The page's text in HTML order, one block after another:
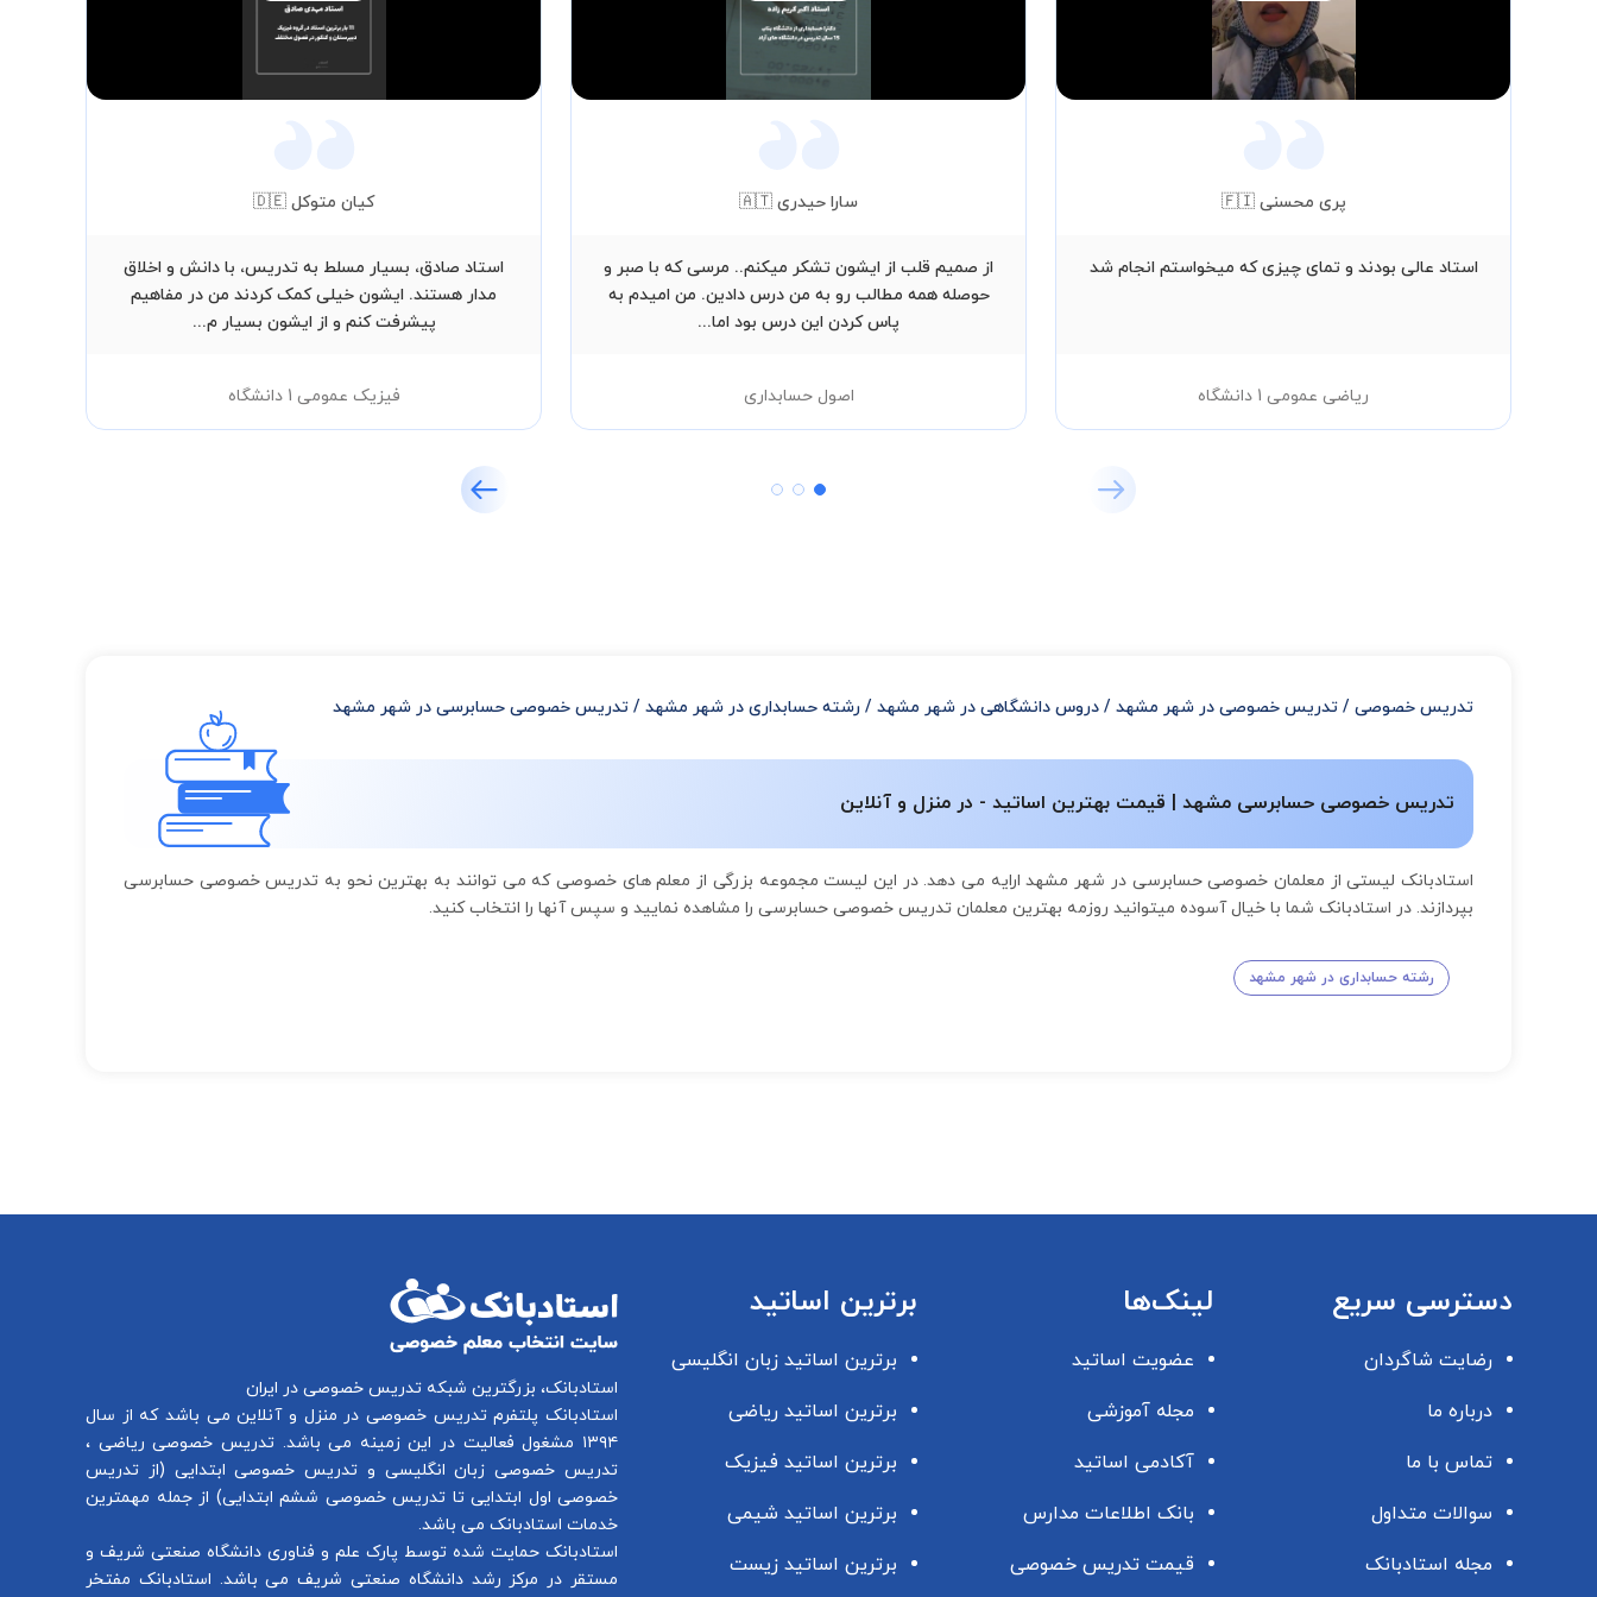
Video
پری محسنی 🇫🇮
استاد عالی بودند و تمای چیزی که میخواستم انجام شد
ریاضی عمومی 1 دانشگاه
Video
سارا حیدری 🇦🇹
از صمیم قلب از ایشون تشکر میکنم.. مرسی که با صبر و
حوصله همه مطالب رو به من درس دادین. من امیدم به
پاس کردن این درس بود اما...
اصول حسابداری
Video
کیان متوکل 🇩🇪
استاد صادق، بسیار مسلط به تدریس، با دانش و اخلاق
مدار هستند. ایشون خیلی کمک کردند من در مفاهیم
پیشرفت کنم و از ایشون بسیار م...
فیزیک عمومی 1 دانشگاه
تدریس خصوصی / تدریس خصوصی در شهر مشهد / دروس دانشگاهی در شهر مشهد / رشته حسابداری در شهر مشهد / تدریس خصوصی حسابرسی در شهر مشهد
تدریس خصوصی حسابرسی مشهد | قیمت بهترین اساتید - در منزل و آنلاین
استادبانک لیستی از معلمان خصوصی حسابرسی در شهر مشهد ارایه می دهد. در این لیست مجموعه بزرگی از معلم های خصوصی که می توانند به بهترین نحو به تدریس خصوصی حسابرسی
بپردازند. در استادبانک شما با خیال آسوده میتوانید روزمه بهترین معلمان تدریس خصوصی حسابرسی را مشاهده نمایید و سپس آنها را انتخاب کنید.
رشته حسابداری در شهر مشهد
دسترسی سریع
رضایت شاگردان
درباره ما
تماس با ما
سوالات متداول
مجله استادبانک
لینک‌ها
عضویت اساتید
مجله آموزشی
آکادمی اساتید
بانک اطلاعات مدارس
قیمت تدریس خصوصی
برترین اساتید
برترین اساتید زبان انگلیسی
برترین اساتید ریاضی
برترین اساتید فیزیک
برترین اساتید شیمی
برترین اساتید زیست
استادبانک، بزرگترین شبکه تدریس خصوصی در ایران
استادبانک پلتفرمتدریس خصوصی در منزل و آنلاین می باشد که از سال
۱۳۹۴ مشغول فعالیت در این زمینه می باشد.
تدریس خصوصی ریاضی ،
تدریس خصوصی زبان انگلیسی و تدریس خصوصی ابتدایی (از تدریس
خصوصی اول ابتداییتا تدریس خصوصی ششم ابتدایی) از جمله مهمترین
خدمات استادبانک می باشد.
استادبانک حمایت شده توسط پارک علم و فناوری دانشگاه صنعتی شریف و
مستقر در مرکز رشد دانشگاه صنعتی شریف می باشد. استادبانک مفتخر